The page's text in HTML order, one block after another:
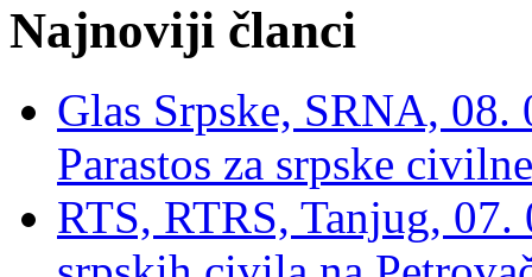
Najnoviji članci
Glas Srpske, SRNA,
Parastos za srpske
RTS, RTRS, Tanjug,